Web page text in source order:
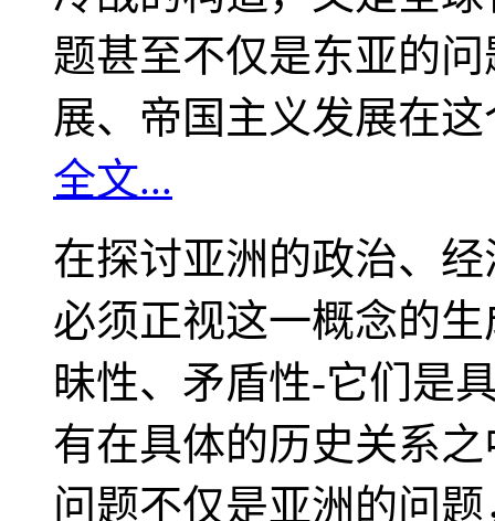
题甚至不仅是东亚的
展、帝国主义发展在
全文...
在探讨亚洲的政治、
必须正视这一概念的
昧性、矛盾性-它们是
有在具体的历史关系
问题不仅是亚洲的问